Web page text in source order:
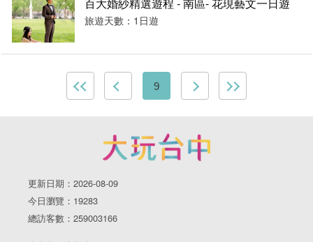
旅遊天數：1日遊
9
更新日期：2026-08-09
今日瀏覽：19283
總訪客數：259003166